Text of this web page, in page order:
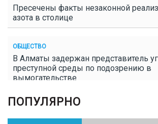
Пресечены факты незаконной
азота в столице
ОБЩЕСТВО
В Алматы задержан представитель
преступной среды по подозрению в
вымогательстве
ОБЩЕСТВО
Полицейские пресекли незаконное
ПОПУЛЯРНО